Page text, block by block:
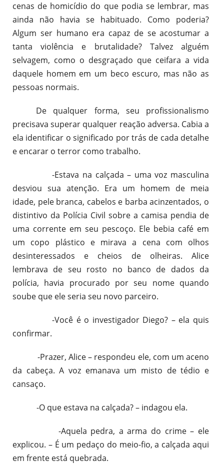
cenas de homicídio do que podia se lembrar, mas
ainda não havia se habituado. Como poderia?
Algum ser humano era capaz de se acostumar a
tanta violência e brutalidade? Talvez alguém
selvagem, como o desgraçado que ceifara a vida
daquele homem em um beco escuro, mas não as
pessoas normais.
De qualquer forma, seu profissionalismo
precisava superar qualquer reação adversa. Cabia a
ela identificar o significado por trás de cada detalhe
e encarar o terror como trabalho.
-Estava na calçada – uma voz masculina
desviou sua atenção. Era um homem de meia
idade, pele branca, cabelos e barba acinzentados, o
distintivo da Polícia Civil sobre a camisa pendia de
uma corrente em seu pescoço. Ele bebia café em
um copo plástico e mirava a cena com olhos
desinteressados e cheios de olheiras. Alice
lembrava de seu rosto no banco de dados da
polícia, havia procurado por seu nome quando
soube que ele seria seu novo parceiro.
-Você é o investigador Diego? – ela quis
confirmar.
-Prazer, Alice – respondeu ele, com um aceno
da cabeça. A voz emanava um misto de tédio e
cansaço.
-O que estava na calçada? – indagou ela.
-Aquela pedra, a arma do crime – ele
explicou. – É um pedaço do meio-fio, a calçada aqui
em frente está quebrada.